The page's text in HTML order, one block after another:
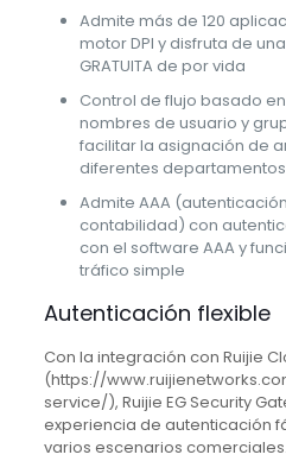
Admite más de 120
motor DPI y disfruta de
GRATUITA de por vida
Control de flujo basado
nombres de usuario y
facilitar la asignación de
diferentes departamentos
Admite AAA
contabilidad) con
con el software AAA y
tráfico simple
Autenticación flexible
Con la integración con Ruijie
(https://
service/), Ruijie EG Security
experiencia de autenticación
varios escenarios comerciales.